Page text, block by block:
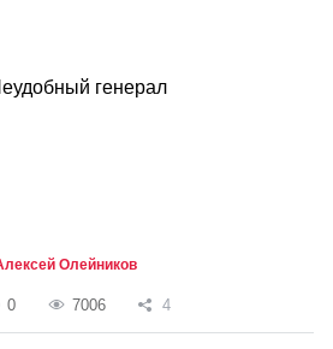
генерал
Олейников
0 7006 4